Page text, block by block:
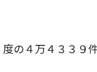
の４万４３３９